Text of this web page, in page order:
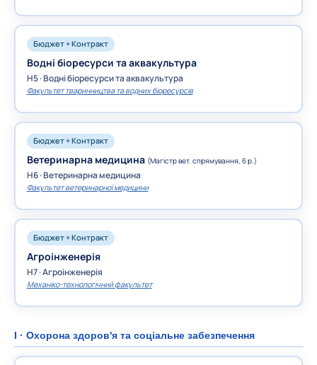
Бюджет + Контракт
Водні біоресурси та аквакультура
H5 · Водні біоресурси та аквакультура
Факультет тваринництва та водних біоресурсів
Бюджет + Контракт
Ветеринарна медицина (Магістр вет. спрямування, 6 р.)
H6 · Ветеринарна медицина
Факультет ветеринарної медицини
Бюджет + Контракт
Агроінженерія
H7 · Агроінженерія
Механіко-технологічний факультет
I · Охорона здоров'я та соціальне забезпечення